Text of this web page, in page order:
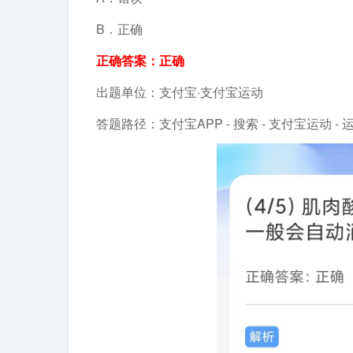
B．正确
正确答案：正确
出题单位：支付宝·支付宝运动
答题路径：支付宝APP - 搜索 - 支付宝运动 -